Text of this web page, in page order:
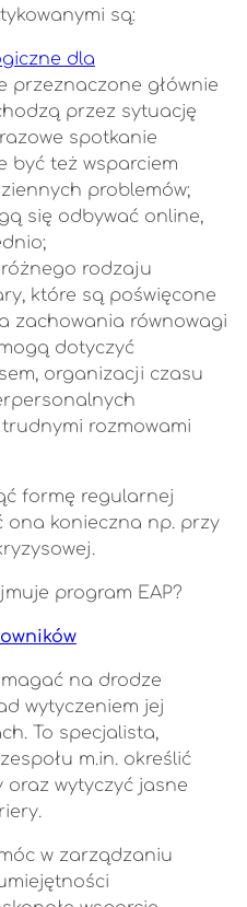
są:
dla
przeznaczone głównie
przez sytuację
spotkanie
być też wsparciem
problemów;
się odbywać online,
różnego rodzaju
które są poświęcone
zachowania równowagi
dotyczyć
organizacji czasu
rozmowami
formę regularnej
ona konieczna np. przy
na drodze
wytyczeniem jej
To specjalista,
m.in. określić
oraz wytyczyć jasne
w zarządzaniu